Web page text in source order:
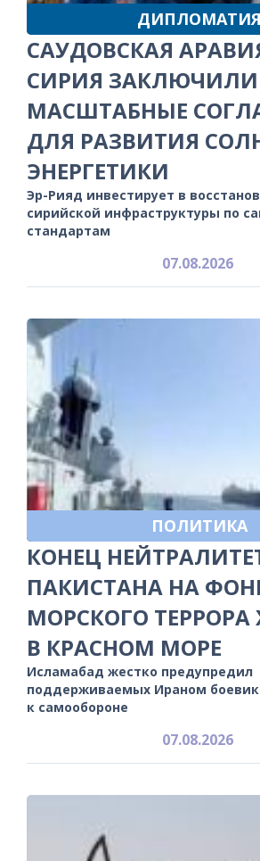
ДИПЛОМАТИЯ
САУДОВСКАЯ
СИРИЯ ЗАКЛЮЧИЛИ
МАСШТАБНЫЕ
ДЛЯ РАЗВИТИЯ
ЭНЕРГЕТИКИ
Эр-Рияд инвестирует в
сирийской инфраструктуры по
стандартам
07.08.2026
ПОЛИТИКА
КОНЕЦ
ПАКИСТАНА НА
МОРСКОГО ТЕРРОРА
В КРАСНОМ МОРЕ
Исламабад жестко предупредил
поддерживаемых Ираном
к самообороне
07.08.2026